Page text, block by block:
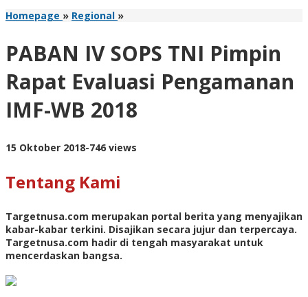
Homepage » Regional »PABAN
TNI
Rapat
Evaluasi
Pengamanan
IMF-
2018
PABAN IV SOPS TNI Pimpin
Rapat Evaluasi Pengamanan
IMF-WB 2018
15 Oktober 2018oleh
-746 views
Tentang Kami
Targetnusa.com merupakan portal berita yang menyajikan
kabar-kabar terkini. Disajikan secara jujur dan terpercaya.
Targetnusa.com hadir di tengah masyarakat untuk
mencerdaskan bangsa.